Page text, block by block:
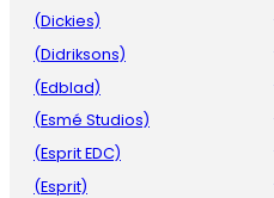
(Dickies)
(Didriksons)
(Edblad)
(Esmé Studios)
(Esprit EDC)
(Esprit)